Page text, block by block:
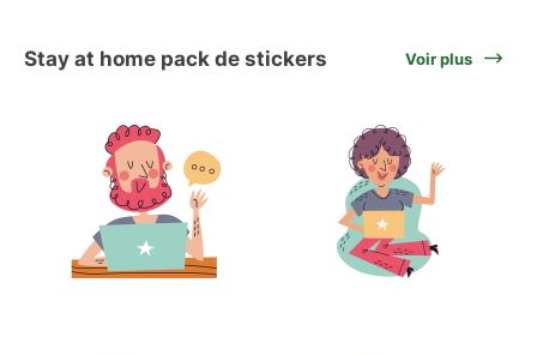
Stay at home pack de stickers Voir plus